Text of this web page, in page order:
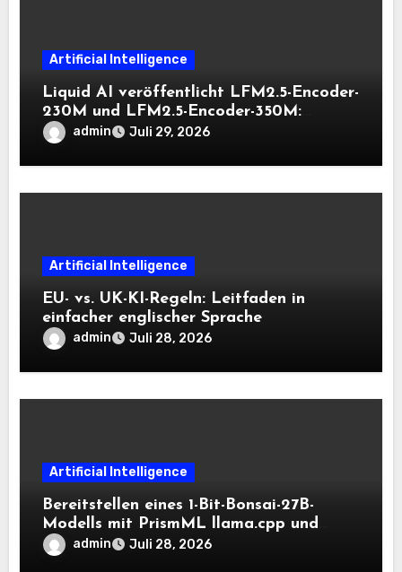
Artificial Intelligence
Liquid AI veröffentlicht LFM2.5-Encoder-
230M und LFM2.5-Encoder-350M:
Bidirektionale Encoder, die bei 8K-
Kontext auf der CPU schnell bleiben
admin Juli 29, 2026
Artificial Intelligence
EU- vs. UK-KI-Regeln: Leitfaden in
einfacher englischer Sprache
admin Juli 28, 2026
Artificial Intelligence
Bereitstellen eines 1-Bit-Bonsai-27B-
Modells mit PrismML llama.cpp und
OpenAI-kompatiblen lokalen Inferenz-
Workflows
admin Juli 28, 2026